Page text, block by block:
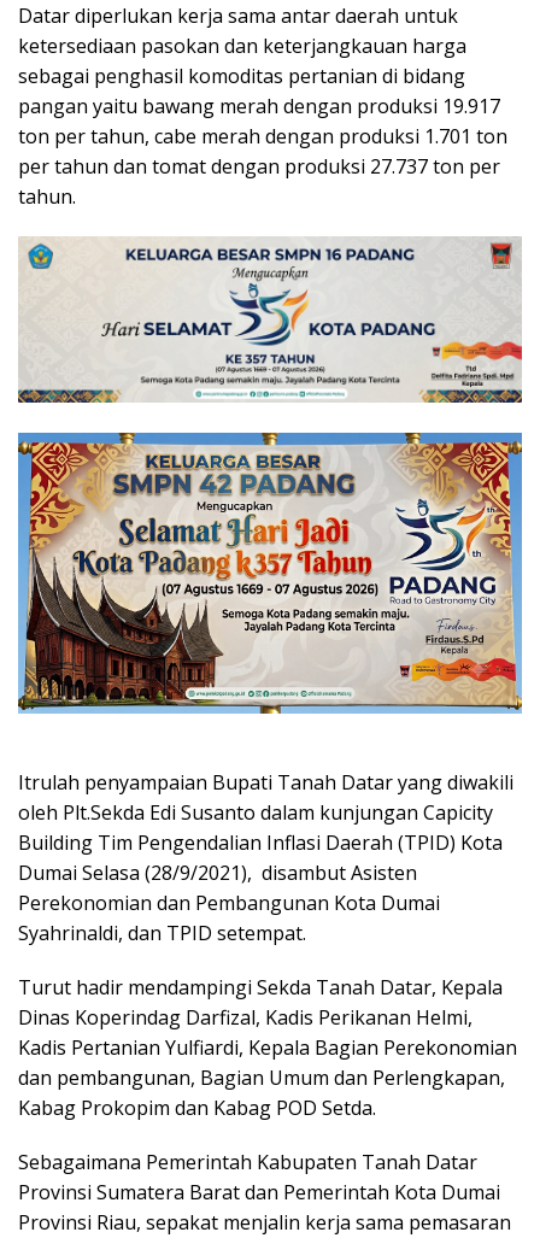
Datar diperlukan kerja sama antar daerah untuk
ketersediaan pasokan dan keterjangkauan harga
sebagai penghasil komoditas pertanian di bidang
pangan yaitu bawang merah dengan produksi 19.917
ton per tahun, cabe merah dengan produksi 1.701 ton
per tahun dan tomat dengan produksi 27.737 ton per
tahun.
Itrulah penyampaian Bupati Tanah Datar yang diwakili
oleh Plt.Sekda Edi Susanto dalam kunjungan Capicity
Building Tim Pengendalian Inflasi Daerah (TPID) Kota
Dumai Selasa (28/9/2021), disambut Asisten
Perekonomian dan Pembangunan Kota Dumai
Syahrinaldi, dan TPID setempat.
Turut hadir mendampingi Sekda Tanah Datar, Kepala
Dinas Koperindag Darfizal, Kadis Perikanan Helmi,
Kadis Pertanian Yulfiardi, Kepala Bagian Perekonomian
dan pembangunan, Bagian Umum dan Perlengkapan,
Kabag Prokopim dan Kabag POD Setda.
Sebagaimana Pemerintah Kabupaten Tanah Datar
Provinsi Sumatera Barat dan Pemerintah Kota Dumai
Provinsi Riau, sepakat menjalin kerja sama pemasaran